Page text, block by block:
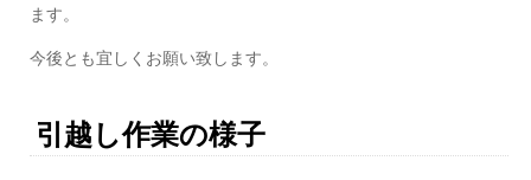
ます。
今後とも宜しくお願い致します。
引越し作業の様子